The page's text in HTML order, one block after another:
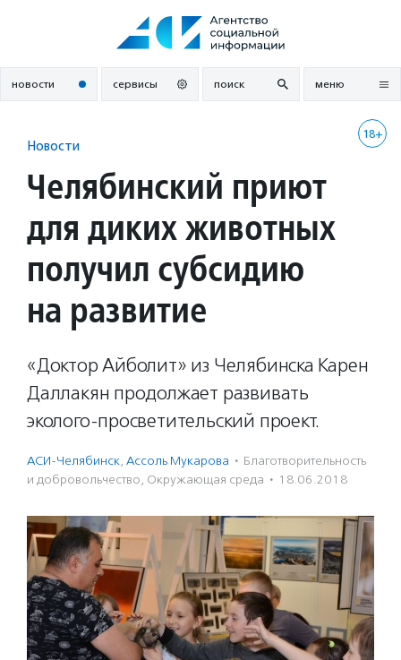
новости сервисы поиск меню
18+
Новости
Челябинский приют
для диких животных
получил субсидию
на развитие
«Доктор Айболит» из Челябинска Карен
Даллакян продолжает развивать
эколого-просветительский проект.
АСИ-Челябинск, Ассоль Мукарова · Благотвори­тель­ность
и доброволь­чест­во, Окружающая среда · 18.06.2018